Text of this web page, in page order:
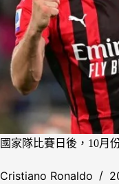
國家隊比賽日後，10月
Cristiano Ronaldo